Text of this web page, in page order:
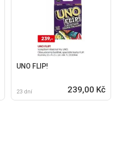
UNO FLIP!
23 dní 239,00 Kč